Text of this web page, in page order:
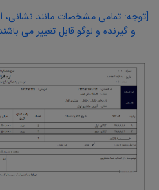
[توجه: تمامی مشخصات مانند نشانی،
و گیرنده و لوگو قابل تغییر می